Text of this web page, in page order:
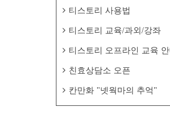
티스토리 사용법
티스토리 교육/과외/강좌
티스토리 오프라인 교육 안
친효상담소 오픈
칸만화 "넷웍마의 추억"